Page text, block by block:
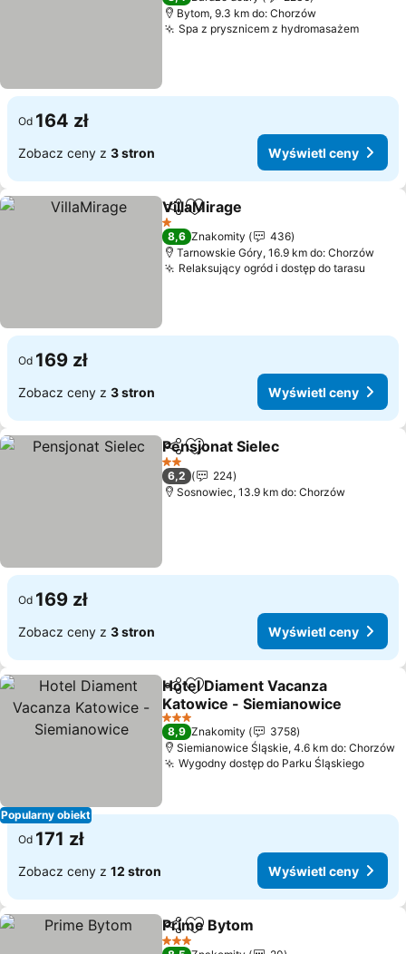
Bytom, 9.3 km do: Chorzów
Spa z prysznicem z hydromasażem
Od 164 zł
Zobacz ceny z 3 stron Wyświetl ceny
Udostępnij
Dodaj do ulubionych
VillaMirage
1 Kategoria
8,6 Znakomity
436
Tarnowskie Góry, 16.9 km do: Chorzów
Relaksujący ogród i dostęp do tarasu
Od 169 zł
Zobacz ceny z 3 stron Wyświetl ceny
Udostępnij
Dodaj do ulubionych
Pensjonat Sielec
2 Kategoria
6,2
224
Sosnowiec, 13.9 km do: Chorzów
Od 169 zł
Zobacz ceny z 3 stron Wyświetl ceny
Popularny obiekt
Udostępnij
Dodaj do ulubionych
Hotel Diament Vacanza
Katowice - Siemianowice
Wyświetl ceny
3 Kategoria
8,9 Znakomity
3758
Siemianowice Śląskie, 4.6 km do: Chorzów
Wygodny dostęp do Parku Śląskiego
Od 171 zł
Zobacz ceny z 12 stron Wyświetl ceny
Udostępnij
Dodaj do ulubionych
Prime Bytom
3 Kategoria